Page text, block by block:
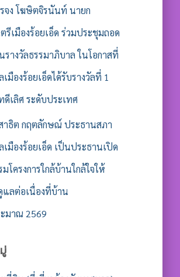
จง โฆษิตจิรนันท์ นายก
รีเมืองร้อยเอ็ด ร่วมประชุมถอด
รางวัลธรรมาภิบาล ในโอกาสที่
เมืองร้อยเอ็ดได้รับรางวัลที่ 1
ดีเลิศ ระดับประเทศ
าธิต กฤตลักษณ์ ประธานสภา
เมืองร้อยเอ็ด เป็นประธานเปิด
โครงการใกล้บ้านใกล้ใจให้
แลต่อเนื่องที่บ้าน
มาณ 2569